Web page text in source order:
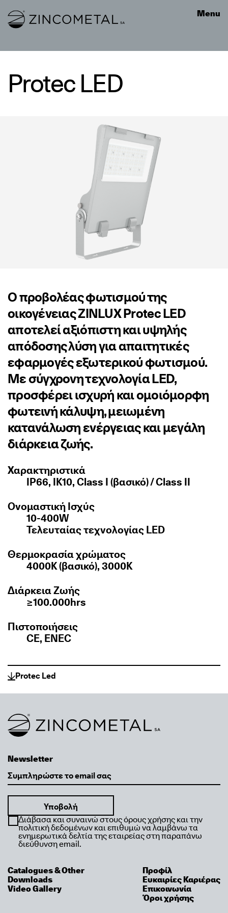
Link to homepage Menu
Protec LED
Ο προβολέας φωτισμού της
οικογένειας ZINLUX Protec LED
αποτελεί αξιόπιστη και υψηλής
απόδοσης λύση για απαιτητικές
εφαρμογές εξωτερικού φωτισμού.
Με σύγχρονη τεχνολογία LED,
προσφέρει ισχυρή και ομοιόμορφη
φωτεινή κάλυψη, μειωμένη
κατανάλωση ενέργειας και μεγάλη
διάρκεια ζωής.
Χαρακτηριστικά
IP66, IK10, Class I (βασικό) / Class II
Ονομαστική Ισχύς
10-400W
Τελευταίας τεχνολογίας LED
Θερμοκρασία χρώματος
4000K (βασικό), 3000K
Διάρκεια Ζωής
≥100.000hrs
Πιστοποιήσεις
CE, ENEC
Protec Led
Link to homepage
Newsletter
Διάβασα και συναινώ στους όρους χρήσης και την
πολιτική δεδομένων και επιθυμώ να λαμβάνω τα
ενημερωτικά δελτία της εταιρείας στη παραπάνω
διεύθυνση email.
Catalogues & Other
Downloads
Video Gallery
Προφίλ
Ευκαιρίες Καριέρας
Επικοινωνία
Όροι χρήσης